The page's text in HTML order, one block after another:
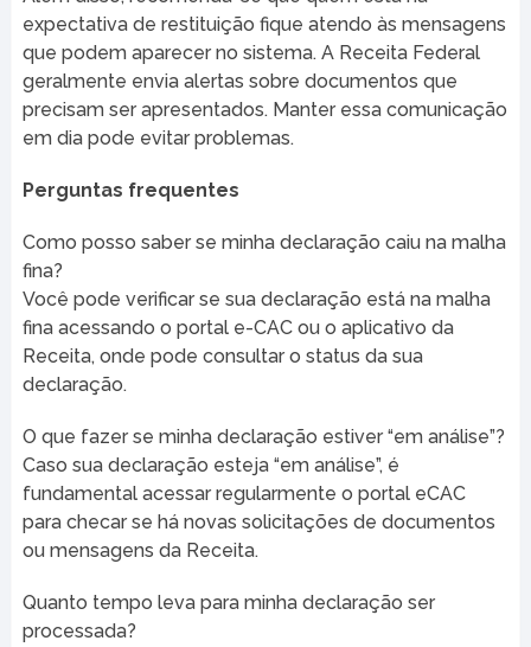
expectativa de restituição fique atendo às mensagens
que podem aparecer no sistema. A Receita Federal
geralmente envia alertas sobre documentos que
precisam ser apresentados. Manter essa comunicação
em dia pode evitar problemas.
Perguntas frequentes
Como posso saber se minha declaração caiu na malha
fina?
Você pode verificar se sua declaração está na malha
fina acessando o portal e-CAC ou o aplicativo da
Receita, onde pode consultar o status da sua
declaração.
O que fazer se minha declaração estiver “em análise”?
Caso sua declaração esteja “em análise”, é
fundamental acessar regularmente o portal eCAC
para checar se há novas solicitações de documentos
ou mensagens da Receita.
Quanto tempo leva para minha declaração ser
processada?